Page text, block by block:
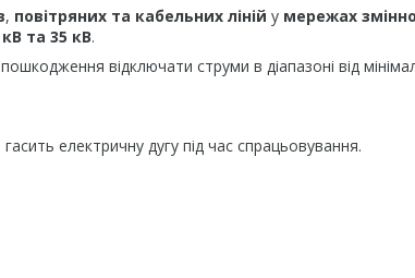
, повітряних та кабельних ліній у мережах
та 35 кВ.
відключати струми в діапазоні від
електричну дугу під час спрацьовування.